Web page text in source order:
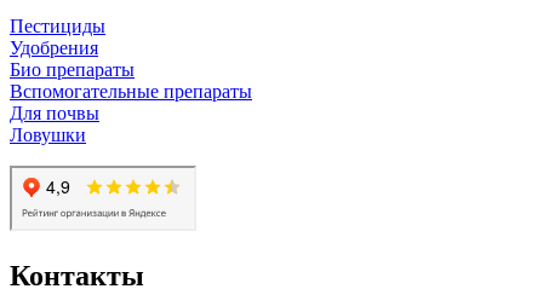
Пестициды
Удобрения
Био препараты
Вспомогательные препараты
Для почвы
Ловушки
Контакты